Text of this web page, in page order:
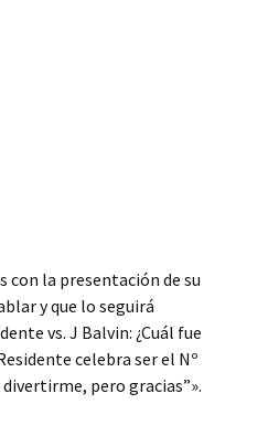
con la presentación de su
y que lo seguirá
vs. J Balvin: ¿Cuál fue
celebra ser el Nº
pero gracias”».